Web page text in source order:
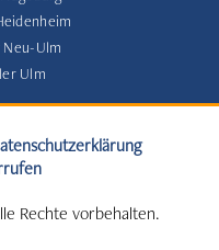
Ulm
Ulm
Rechte vorbehalten.